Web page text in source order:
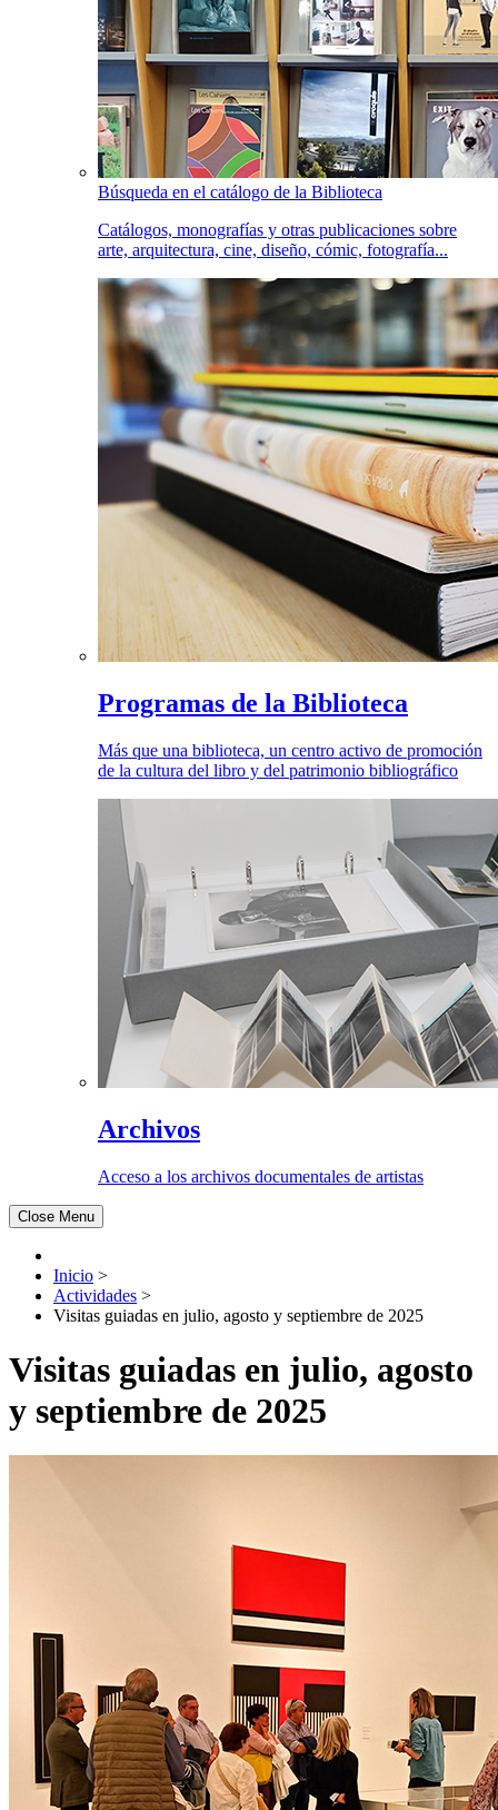
Búsqueda en el catálogo de la Biblioteca
Catálogos, monografías y otras publicaciones sobre
arte, arquitectura, cine, diseño, cómic, fotografía...
Programas de la Biblioteca
Más que una biblioteca, un centro activo de promoción
de la cultura del libro y del patrimonio bibliográfico
Archivos
Acceso a los archivos documentales de artistas
Close Menu
Inicio >
Actividades >
Visitas guiadas en julio, agosto y septiembre de 2025
Visitas guiadas en julio, agosto
y septiembre de 2025